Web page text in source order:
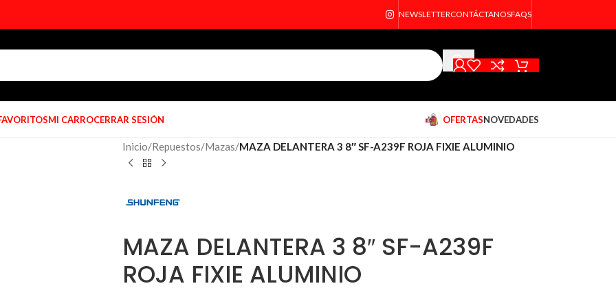
NEWSLETTERCONTÁCTANOSFAQS
MI CARROCERRAR SESIÓN OFERTASNOVEDADES
Inicio/Repuestos/Mazas/MAZA DELANTERA 3 8″ SF-A239F ROJA FIXIE ALUMINIO
MAZA DELANTERA 3 8″ SF-A239F
ROJA FIXIE ALUMINIO